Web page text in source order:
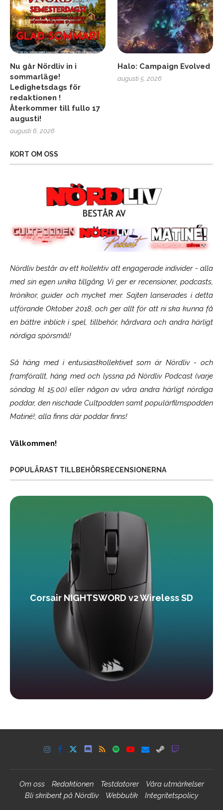
Nu går Nördliv in i
sommarläge!
Ledighetsdags för
redaktionen !
Återkommer till fullo 17
augusti!
augusti 6, 2026
Halo: Campaign Evolved
augusti 5, 2026
KORT OM OSS
Nördliv består av ett kollektiv att engagerade individer - alla
med sin egen unika tillgång. Vi ger er recensioner, podcasts,
krönikor, guider och mycket mer. Sajten lanserades i detta
utförande Oktober 2018, och ger allt för att ni ska kunna få
en bättre inblick i spel, tillbehör, hårdvara och andra härligt
nördiga spörsmål!
Så häng med i entusiastkollektivet som ärNördliv- och
framförallt, häng med och lyssna på Nördliv Podcast (varje
söndag kl 15.00) eller någon av våra andra härligt nördiga
poddar, den nischade Cultpodden samt populärfilmspodden
Matiné!; alla finns där poddar finns!
Välkommen!
POPULÄRAST TILLBEHÖRSRECENSIONERNA
Corsair NIGHTSWORD v2 Wireless SD
Om oss Redaktionen Testdatorer
Våra utmärkelser
Bli skribent på Nördliv
Webbutik Integritetspolicy